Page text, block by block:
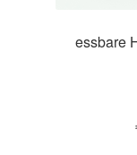
essbare